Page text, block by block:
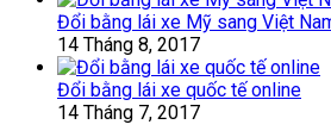
Đổi bằng lái xe Mỹ sang Việt
14 Tháng 8, 2017
Đổi bằng lái xe quốc tế online
14 Tháng 7, 2017